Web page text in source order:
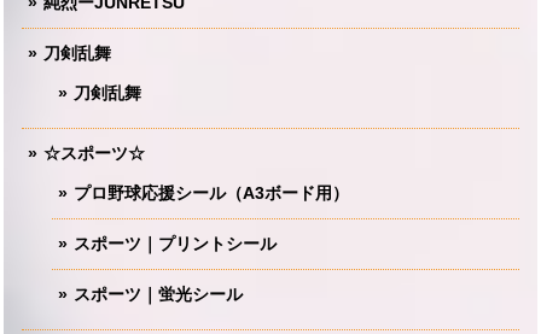
刀剣乱舞
刀剣乱舞
☆スポーツ☆
プロ野球応援シール（A3ボード用）
スポーツ｜プリントシール
スポーツ｜蛍光シール